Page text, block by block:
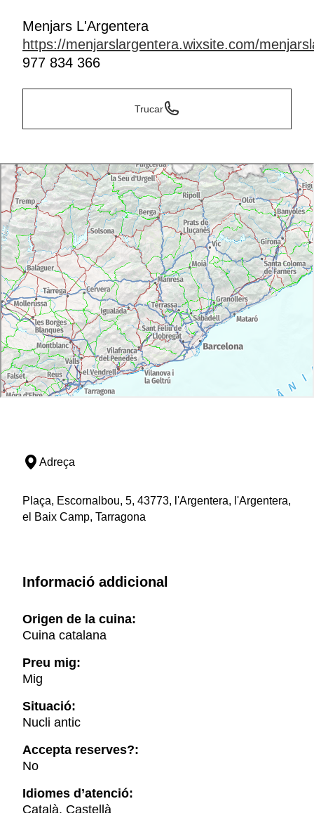
Menjars L'Argentera
https://menjarslargentera.wixsite.com/
977 834 366
Trucar
Adreça
Plaça, Escornalbou, 5, 43773, l'Argentera, l'Argentera,
el Baix Camp, Tarragona
Informació addicional
Origen de la cuina:
Cuina catalana
Preu mig:
Mig
Situació:
Nucli antic
Accepta reserves?:
No
Idiomes d’atenció:
Català, Castellà